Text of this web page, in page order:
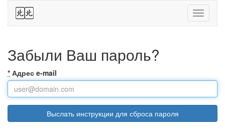
Toggle
44
Забыли Ваш пароль?
* Адрес e-mail